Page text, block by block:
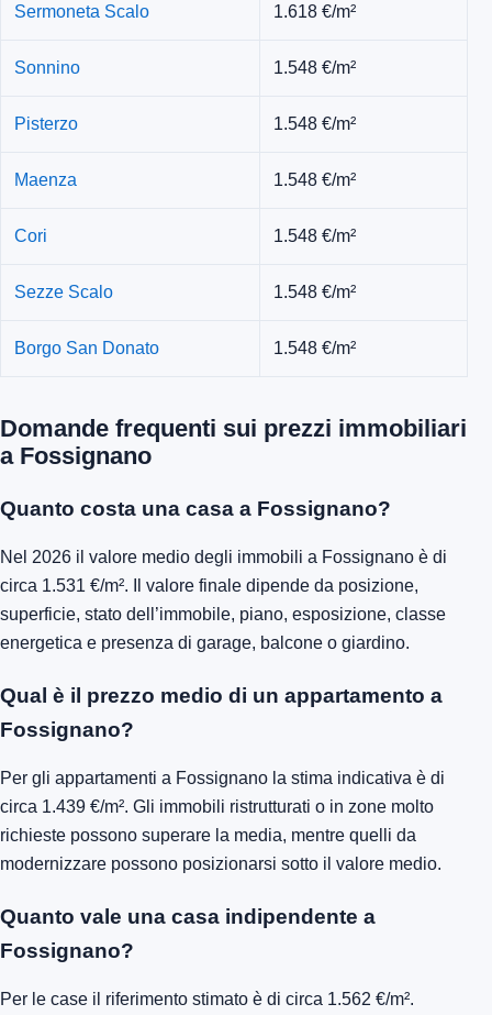
Sermoneta Scalo 1.618 €/m²
Sonnino 1.548 €/m²
Pisterzo 1.548 €/m²
Maenza 1.548 €/m²
Cori 1.548 €/m²
Sezze Scalo 1.548 €/m²
Borgo San Donato 1.548 €/m²
Domande frequenti sui prezzi immobiliari
a Fossignano
Quanto costa una casa a Fossignano?
Nel 2026 il valore medio degli immobili a Fossignano è di
circa 1.531 €/m². Il valore finale dipende da posizione,
superficie, stato dell’immobile, piano, esposizione, classe
energetica e presenza di garage, balcone o giardino.
Qual è il prezzo medio di un appartamento a
Fossignano?
Per gli appartamenti a Fossignano la stima indicativa è di
circa 1.439 €/m². Gli immobili ristrutturati o in zone molto
richieste possono superare la media, mentre quelli da
modernizzare possono posizionarsi sotto il valore medio.
Quanto vale una casa indipendente a
Fossignano?
Per le case il riferimento stimato è di circa 1.562 €/m².